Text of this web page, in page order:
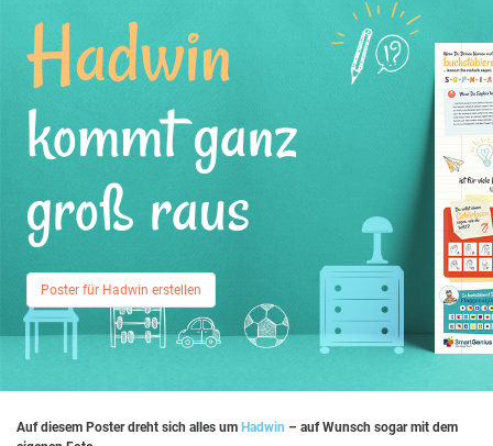
Hadwin
kommt ganz
groß raus
Poster für Hadwin erstellen
Auf diesem Poster dreht sich alles um Hadwin – auf Wunsch sogar mit dem